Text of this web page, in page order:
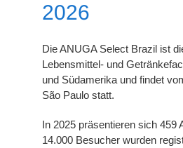
2026
Die ANUGA Select Brazil ist
Lebensmittel‑ und
und Südamerika und findet
São Paulo statt.
In 2025 präsentieren sich 459
14.000 Besucher wurden